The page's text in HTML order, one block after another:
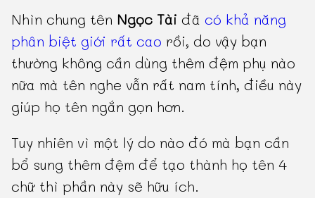
Nhìn chung tên Ngọc Tài đã có khả năng
phân biệt giới rất cao rồi, do vậy bạn
thường không cần dùng thêm đệm phụ nào
nữa mà tên nghe vẫn rất nam tính, điều này
giúp họ tên ngắn gọn hơn.
Tuy nhiên vì một lý do nào đó mà bạn cần
bổ sung thêm đệm để tạo thành họ tên 4
chữ thì phần này sẽ hữu ích.